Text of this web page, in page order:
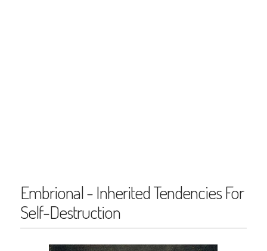
Embrional - Inherited Tendencies For
Self-Destruction